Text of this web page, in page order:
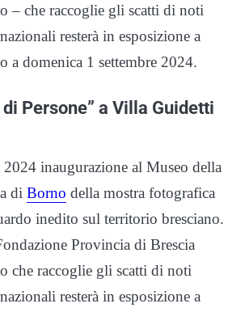
– che raccoglie gli scatti di noti
resterà in esposizione a
a domenica 1 settembre 2024.
Persone” a Villa Guidetti
inaugurazione al Museo della
di Borno della mostra fotografica
inedito sul territorio bresciano.
Provincia di Brescia
che raccoglie gli scatti di noti
resterà in esposizione a